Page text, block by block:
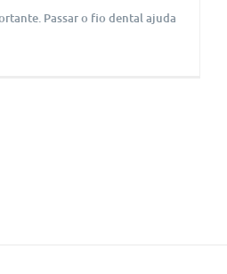
Passar o fio dental ajuda